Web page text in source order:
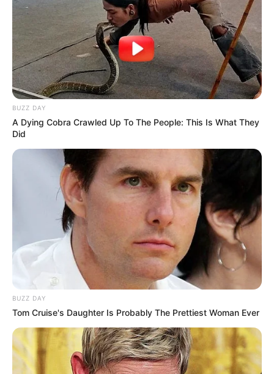
BUZZ DAY
A Dying Cobra Crawled Up To The People: This Is What They
Did
BUZZ DAY
Tom Cruise's Daughter Is Probably The Prettiest Woman Ever